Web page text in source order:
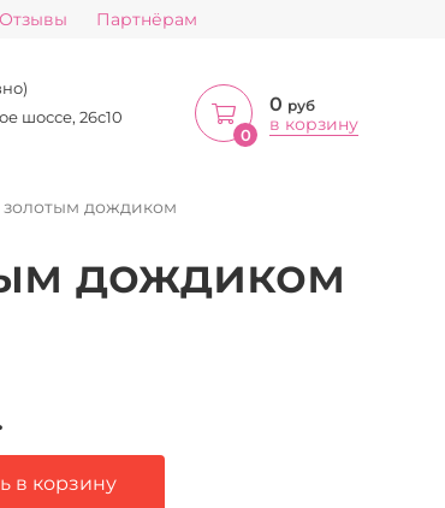
Отзывы Партнёрам
шоссе, 26с10
0
0 руб
в корзину
дождиком
дождиком
в корзину